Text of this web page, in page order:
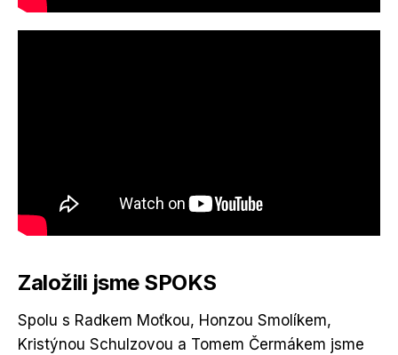
Založili jsme SPOKS
Spolu s Radkem Moťkou, Honzou Smolíkem,
Kristýnou Schulzovou a Tomem Čermákem jsme